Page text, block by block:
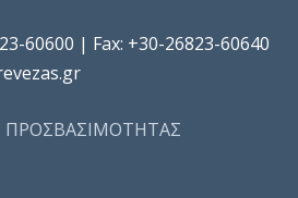
60600 | Fax: +30-26823-60640